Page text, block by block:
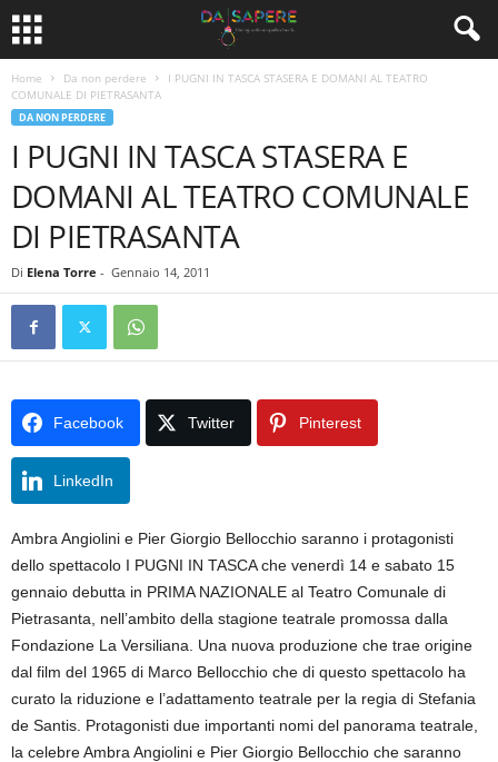
Home Da non perdere
I PUGNI IN TASCA STASERA E DOMANI AL TEATRO
COMUNALE DI PIETRASANTA
DA NON PERDERE
I PUGNI IN TASCA STASERA E
DOMANI AL TEATRO COMUNALE
DI PIETRASANTA
Di Elena Torre - Gennaio 14, 2011
Facebook Twitter Pinterest
LinkedIn
Ambra Angiolini e Pier Giorgio Bellocchio saranno i protagonisti
dello spettacolo I PUGNI IN TASCA che venerdì 14 e sabato 15
gennaio debutta in PRIMA NAZIONALE al Teatro Comunale di
Pietrasanta, nell’ambito della stagione teatrale promossa dalla
Fondazione La Versiliana. Una nuova produzione che trae origine
dal film del 1965 di Marco Bellocchio che di questo spettacolo ha
curato la riduzione e l’adattamento teatrale per la regia di Stefania
de Santis. Protagonisti due importanti nomi del panorama teatrale,
la celebre Ambra Angiolini e Pier Giorgio Bellocchio che saranno